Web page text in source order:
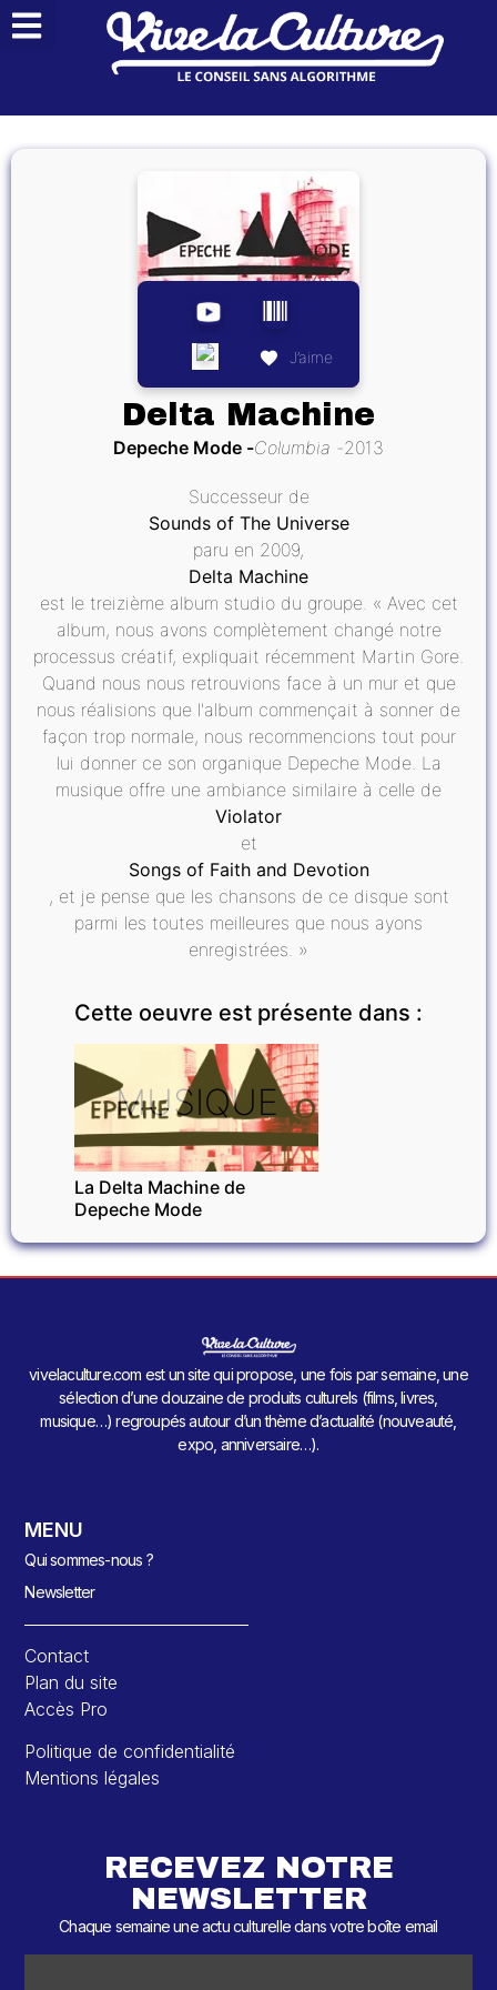
J’aime
Delta Machine
Depeche Mode Columbia 2013
Successeur de
Sounds of The Universe
paru en 2009,
Delta Machine
est le treizième album studio du groupe. « Avec cet
album, nous avons complètement changé notre
processus créatif, expliquait récemment Martin Gore.
Quand nous nous retrouvions face à un mur et que
nous réalisions que l'album commençait à sonner de
façon trop normale, nous recommencions tout pour
lui donner ce son organique Depeche Mode. La
musique offre une ambiance similaire à celle de
Violator
et
Songs of Faith and Devotion
, et je pense que les chansons de ce disque sont
parmi les toutes meilleures que nous ayons
enregistrées. »
Cette oeuvre est présente dans :
MUSIQUE
La Delta Machine de
Depeche Mode
vivelaculture.com est un site qui propose, une fois par semaine, une
sélection d’une douzaine de produits culturels (films, livres,
musique…) regroupés autour d’un thème d’actualité (nouveauté,
expo, anniversaire…).
MENU
Qui sommes-nous ?
Newsletter
Contact
Plan du site
Accès Pro
Politique de confidentialité
Mentions légales
RECEVEZ NOTRE
NEWSLETTER
Chaque semaine une actu culturelle dans votre boîte email